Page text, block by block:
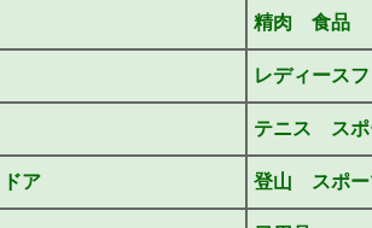
精肉 食品
レディース
テニス スポ
ア 登山 スポー